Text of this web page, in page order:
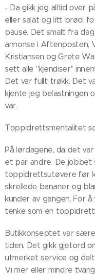
- Da gikk jeg alltid over
eller salat og litt brød,
pause. Det smalt fra
annonse i Aftenposten,
Kristiansen og Grete
sett alle "kjendiser"
Det var fullt trøkk. Det
kjente jeg
var.
Toppidrettsmentalitet
På lørdagene, da det
et par andre. De jobbet
toppidrettsutøvere før
skrellede bananer og
kunder av gangen. For
tenke som en
Butikkonseptet var
tiden. Det gikk gjetord
utmerket service og
Vi mer eller mindre